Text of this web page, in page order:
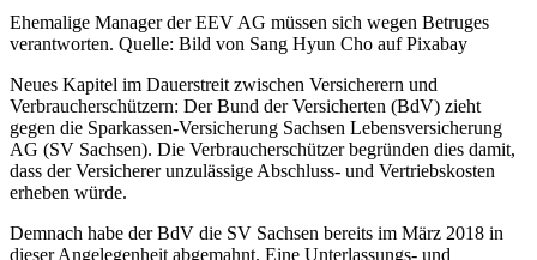
Ehemalige Manager der EEV AG müssen sich wegen Betruges
verantworten. Quelle: Bild von Sang Hyun Cho auf Pixabay
Neues Kapitel im Dauerstreit zwischen Versicherern und
Verbraucherschützern: Der Bund der Versicherten (BdV) zieht
gegen die Sparkassen-Versicherung Sachsen Lebensversicherung
AG (SV Sachsen). Die Verbraucherschützer begründen dies damit,
dass der Versicherer unzulässige Abschluss- und Vertriebskosten
erheben würde.
Demnach habe der BdV die SV Sachsen bereits im März 2018 in
dieser Angelegenheit abgemahnt. Eine Unterlassungs- und